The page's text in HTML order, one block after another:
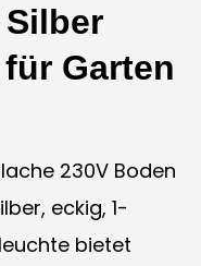
Garten
flache 230V Boden
eckig, 1-
bietet